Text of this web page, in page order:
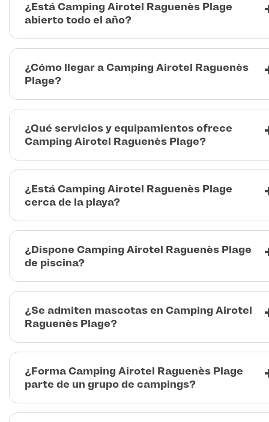
¿Está Camping Airotel Raguenès Plage
abierto todo el año?
¿Cómo llegar a Camping Airotel Raguenès
Plage?
¿Qué servicios y equipamientos ofrece
Camping Airotel Raguenès Plage?
¿Está Camping Airotel Raguenès Plage
cerca de la playa?
¿Dispone Camping Airotel Raguenès Plage
de piscina?
¿Se admiten mascotas en Camping Airotel
Raguenès Plage?
¿Forma Camping Airotel Raguenès Plage
parte de un grupo de campings?